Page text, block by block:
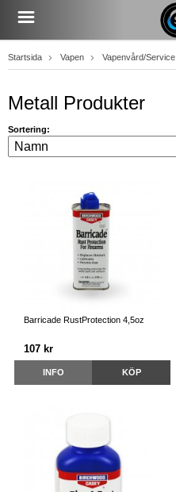
Startsida Vapen Vapenvård/Service
Metall Produkter
Sortering:
Barricade RustProtection 4,5oz
107 kr
INFO KÖP